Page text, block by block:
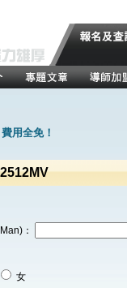
用全免！
：
女